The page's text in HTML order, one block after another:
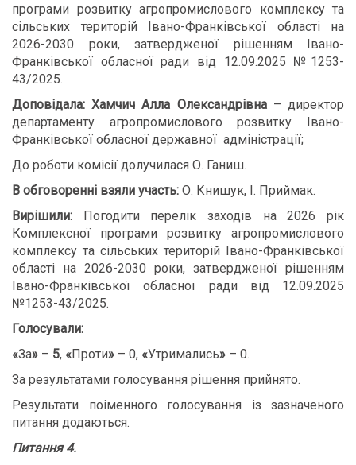
програми розвитку агропромислового комплексу та
сільських територій Івано-Франківської області на
2026-2030 роки, затвердженої рішенням Івано-
Франківської обласної ради від 12.09.2025 №1253-
43/2025.
Доповідала: Хамчич Алла Олександрівна– директор
департаменту агропромислового розвитку Івано-
Франківської обласної державної адміністрації;
До роботи комісії долучилася О. Ганиш.
В обговоренні взяли участь: О. Книшук, І. Приймак.
Вирішили: Погодити перелік заходів на 2026 рік
Комплексної програми розвитку агропромислового
комплексу та сільських територій Івано-Франківської
області на 2026-2030 роки, затвердженої рішенням
Івано-Франківської обласної ради від 12.09.2025
№1253-43/2025.
Голосували:
«За» – 5, «Проти» – 0, «Утримались» – 0.
За результатами голосування рішення прийнято.
Результати поіменного голосування із зазначеного
питання додаються.
Питання 4.